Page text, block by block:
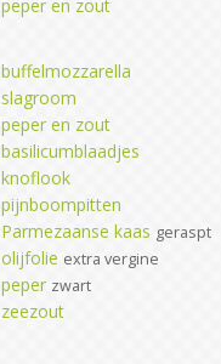
peper en zout
buffelmozzarella
slagroom
peper en zout
basilicumblaadjes
knoflook
pijnboompitten
Parmezaanse kaas geraspt
olijfolie extra vergine
peper zwart
zeezout